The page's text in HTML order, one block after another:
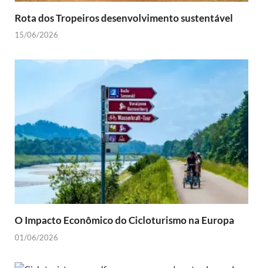
Rota dos Tropeiros desenvolvimento sustentável
15/06/2026
O Impacto Econômico do Cicloturismo na Europa
01/06/2026